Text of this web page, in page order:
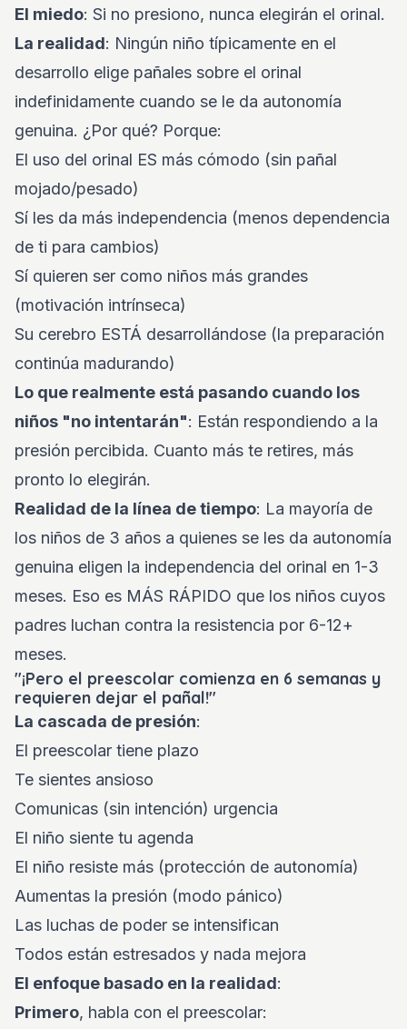
El miedo: Si no presiono, nunca elegirán el orinal.
La realidad: Ningún niño típicamente en el
desarrollo elige pañales sobre el orinal
indefinidamente cuando se le da autonomía
genuina. ¿Por qué? Porque:
El uso del orinal ES más cómodo (sin pañal
mojado/pesado)
Sí les da más independencia (menos dependencia
de ti para cambios)
Sí quieren ser como niños más grandes
(motivación intrínseca)
Su cerebro ESTÁ desarrollándose (la preparación
continúa madurando)
Lo que realmente está pasando cuando los
niños "no intentarán": Están respondiendo a la
presión percibida. Cuanto más te retires, más
pronto lo elegirán.
Realidad de la línea de tiempo: La mayoría de
los niños de 3 años a quienes se les da autonomía
genuina eligen la independencia del orinal en 1-3
meses. Eso es MÁS RÁPIDO que los niños cuyos
padres luchan contra la resistencia por 6-12+
meses.
"¡Pero el preescolar comienza en 6 semanas y
requieren dejar el pañal!"
La cascada de presión:
El preescolar tiene plazo
Te sientes ansioso
Comunicas (sin intención) urgencia
El niño siente tu agenda
El niño resiste más (protección de autonomía)
Aumentas la presión (modo pánico)
Las luchas de poder se intensifican
Todos están estresados y nada mejora
El enfoque basado en la realidad:
Primero, habla con el preescolar: